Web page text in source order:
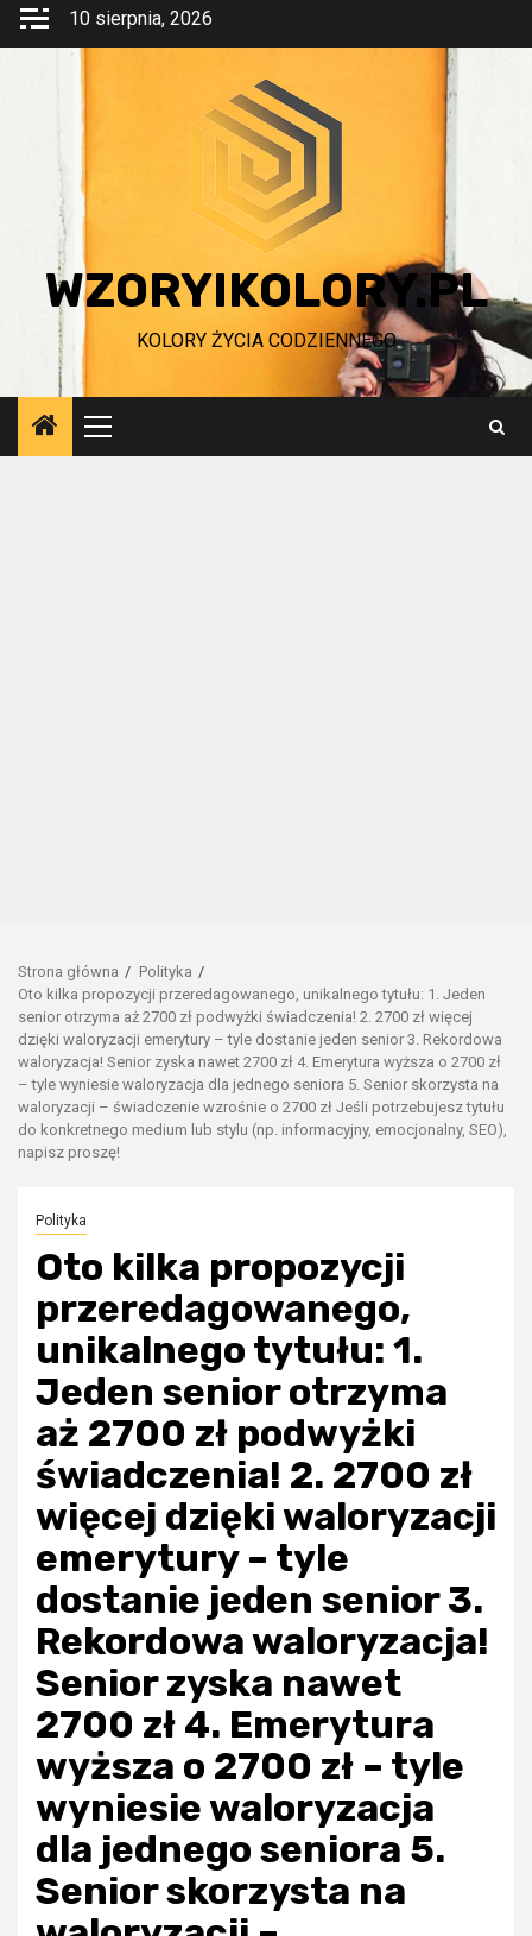
Przejdź
10 sierpnia, 2026
WZORYIKOLORY.PL
KOLORY ŻYCIA CODZIENNEGO
Menu
główne
Strona główna
Polityka
Oto kilka propozycji przeredagowanego, unikalnego tytułu: 1. Jeden
senior otrzyma aż 2700 zł podwyżki świadczenia! 2. 2700 zł więcej
dzięki waloryzacji emerytury – tyle dostanie jeden senior 3. Rekordowa
waloryzacja! Senior zyska nawet 2700 zł 4. Emerytura wyższa o 2700 zł
– tyle wyniesie waloryzacja dla jednego seniora 5. Senior skorzysta na
waloryzacji – świadczenie wzrośnie o 2700 zł Jeśli potrzebujesz tytułu
do konkretnego medium lub stylu (np. informacyjny, emocjonalny, SEO),
napisz proszę!
Polityka
Oto kilka propozycji
przeredagowanego,
unikalnego tytułu: 1.
Jeden senior otrzyma
aż 2700 zł podwyżki
świadczenia! 2. 2700 zł
więcej dzięki waloryzacji
emerytury – tyle
dostanie jeden senior 3.
Rekordowa waloryzacja!
Senior zyska nawet
2700 zł 4. Emerytura
wyższa o 2700 zł – tyle
wyniesie waloryzacja
dla jednego seniora 5.
Senior skorzysta na